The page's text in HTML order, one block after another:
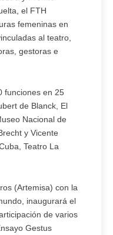
el FTH
femeninas en
al teatro,
gestoras e
funciones en 25
de Blanck, El
Nacional de
y Vicente
Teatro La
(Artemisa) con la
inaugurará el
de varios
Gestus